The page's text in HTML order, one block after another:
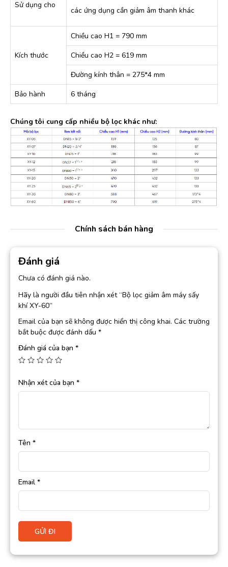
Sử dụng cho
các ứng dụng cần giảm âm thanh khác
Kích thước
Chiều cao H1 = 790 mm
Chiều cao H2 = 619 mm
Đường kính thân = 275*4 mm
Bảo hành
6 tháng
Chúng tôi cung cấp nhiều bộ lọc khác như:
Chính sách bán hàng
Đánh giá
Chưa có đánh giá nào.
Hãy là người đầu tiên nhận xét “Bộ lọc giảm âm máy sấy
khí XY-60”
Email của bạn sẽ không được hiển thị công khai. Các trường
bắt buộc được đánh dấu *
Đánh giá của bạn *
Nhận xét của bạn *
Tên *
Email *